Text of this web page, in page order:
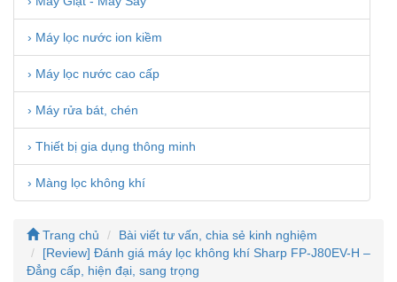
› Máy lọc nước ion kiềm
› Máy lọc nước cao cấp
› Máy rửa bát, chén
› Thiết bị gia dụng thông minh
› Màng lọc không khí
Trang chủ
Bài viết tư vấn, chia sẻ kinh nghiệm
[Review] Đánh giá máy lọc không khí Sharp FP-J80EV-H –
Đẳng cấp, hiện đại, sang trọng